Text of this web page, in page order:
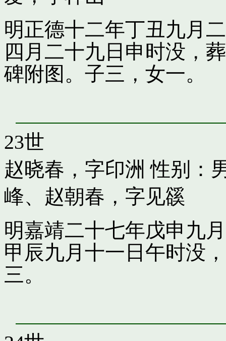
明正德十二年丁丑九月
四月二十九日申时没，
碑附图。子三，女一。
23世
赵晓春，字印洲 性别：
峰、 赵朝春，字见豀
明嘉靖二十七年戊申九
甲辰九月十一日午时没
三。